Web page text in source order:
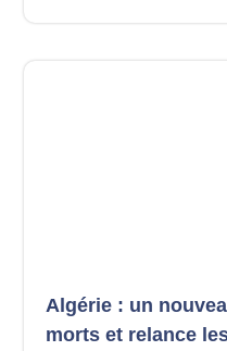
Algérie : un
morts et relance